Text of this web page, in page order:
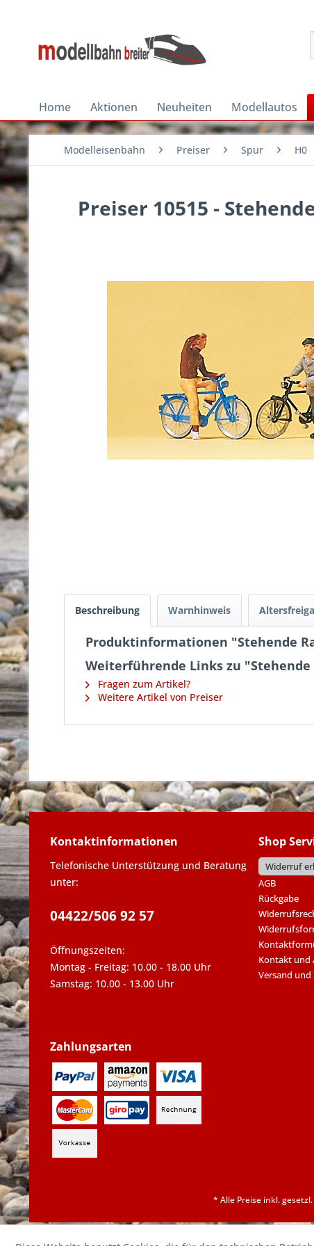
Home Aktionen Neuheiten Modellautos
Modelleisenbahn Preiser Spur H0
Preiser 10515 -
Beschreibung Warnhinweis
Produktinformationen "Stehende
Weiterführende Links zu
Fragen zum Artikel?
Weitere Artikel von Preiser
Kontaktinformationen
Telefonische Unterstützung und Beratung
unter:
04422/506 92 57
Öffnungszeiten:
Montag - Freitag: 10.00 - 18.00 Uhr
Samstag: 10.00 - 13.00 Uhr
Shop
Widerruf
AGB
Rückgabe
Kontakt und
Versand
Zahlungsarten
* Alle Preise inkl.